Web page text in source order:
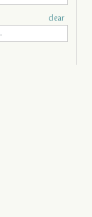
clear